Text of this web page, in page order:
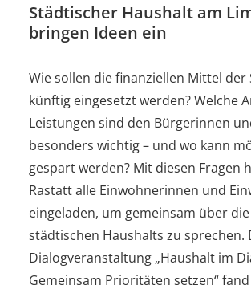
Städtischer Haushalt am
bringen Ideen ein
Wie sollen die finanziellen Mittel der
künftig eingesetzt werden? Welche
Leistungen sind den Bürgerinnen
besonders wichtig – und wo kann
gespart werden? Mit diesen Fragen
Rastatt alle Einwohnerinnen und
eingeladen, um gemeinsam über
städtischen Haushalts zu sprechen.
Dialogveranstaltung „Haushalt im
Gemeinsam Prioritäten setzen“